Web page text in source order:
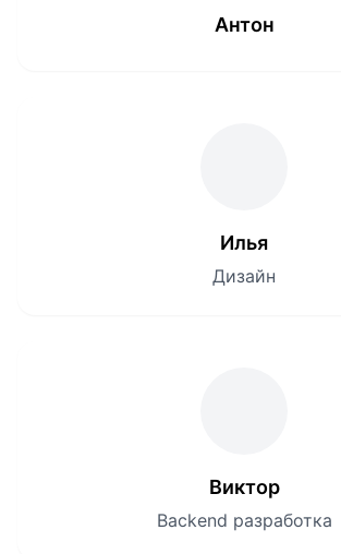
Антон
Илья
Дизайн
Виктор
Backend разработка